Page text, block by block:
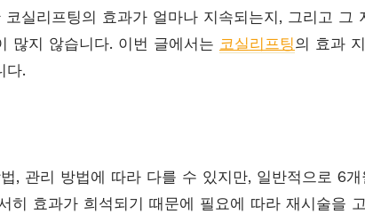
실리프팅의 효과가 얼마나 지속되는지, 그리고 그
많지 않습니다. 이번 글에서는 코실리프팅의 효과
다.
, 관리 방법에 따라 다를 수 있지만, 일반적으로 6개
히 효과가 희석되기 때문에 필요에 따라 재시술을